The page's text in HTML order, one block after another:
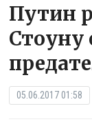
Путин
Стоуну
05.06.2017 01:58